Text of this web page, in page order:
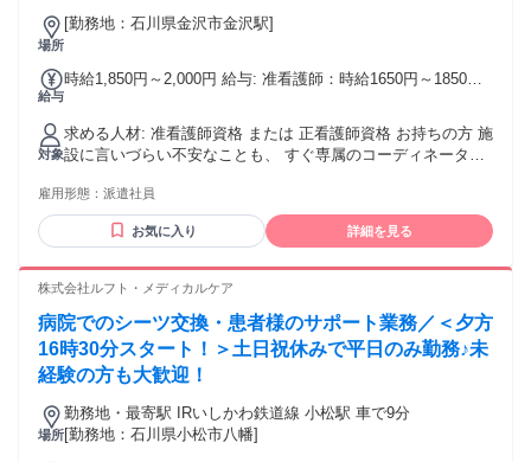
って一番働きやすい環境を作りますので、ご安心くだ
さい！
場所
[勤務地：石川県金沢市金沢駅]
給与
時給1,850円～2,000円 給与: 准看護師：時給1650円～1850円
異なります。 ◇【即払い】【週払い】【月払い】から選べま
す ◇交通費支給
対象
求める人材: 准看護師資格 または 正看護師資格 お持ちの方 施
設に言いづらい不安なことも、 すぐ専属のコーディネーター
■30代・40代・50代のミドル・中高年世代の男女活躍中！
雇用形態： 派遣社員
お気に入り 詳細を見る
株式会社ルフト・メディカルケア
病院でのシーツ交換・患者様のサポート業務／＜夕方
16時30分スタート！＞土日祝休みで平日のみ勤務♪未
経験の方も大歓迎！
場所
勤務地・最寄駅 IRいしかわ鉄道線 小松駅 車で9分
[勤務地：石川県小松市八幡]